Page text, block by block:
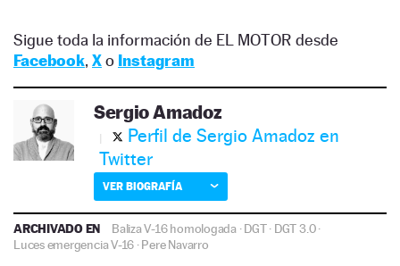
Sigue toda la información de EL MOTOR desde
Facebook, Xo Instagram
Sergio Amadoz
Perfil de Sergio Amadoz en
Twitter
VER BIOGRAFÍA
ARCHIVADO EN Baliza V-16 homologada·DGT· DGT 3.0·
Luces emergencia V-16 ·Pere Navarro